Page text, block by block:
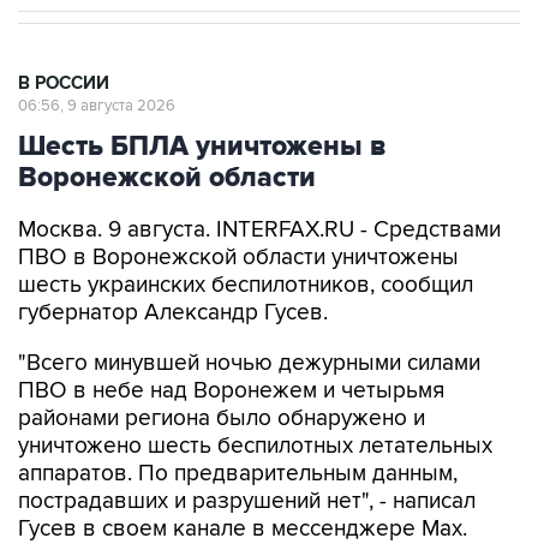
В РОССИИ
06:56, 9 августа 2026
Шесть БПЛА уничтожены в
Воронежской области
Москва. 9 августа. INTERFAX.RU - Средствами
ПВО в Воронежской области уничтожены
шесть украинских беспилотников, сообщил
губернатор Александр Гусев.
"Всего минувшей ночью дежурными силами
ПВО в небе над Воронежем и четырьмя
районами региона было обнаружено и
уничтожено шесть беспилотных летательных
аппаратов. По предварительным данным,
пострадавших и разрушений нет", - написал
Гусев в своем канале в мессенджере Max.